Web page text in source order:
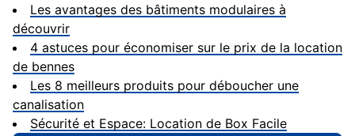
Les avantages des bâtiments modulaires à
découvrir
4 astuces pour économiser sur le prix de la location
de bennes
Les 8 meilleurs produits pour déboucher une
canalisation
Sécurité et Espace: Location de Box Facile